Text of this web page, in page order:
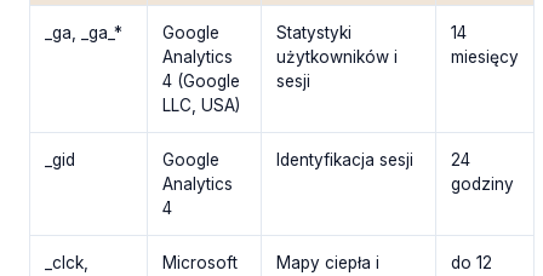
_ga, _ga_*
Google
Analytics
4 (Google
LLC, USA)
Statystyki
użytkowników i
sesji
14
miesięcy
_gid
Google
Analytics
4
Identyfikacja sesji
24
godziny
_clck,
Microsoft
Mapy ciepła i
do 12